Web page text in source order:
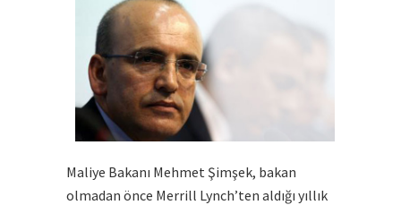
Maliye Bakanı Mehmet Şimşek, bakan
olmadan önce Merrill Lynch’ten aldığı yıllık